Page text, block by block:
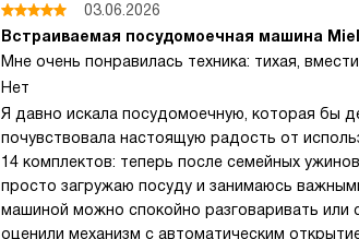
03.06.2026
Встраиваемая посудомоечная машина
Мне очень понравилась техника: тихая,
Нет
Я давно искала посудомоечную, которая бы
почувствовала настоящую радость от
14 комплектов: теперь после семейных
просто загружаю посуду и занимаюсь
машиной можно спокойно разговаривать
оценили механизм с автоматическим